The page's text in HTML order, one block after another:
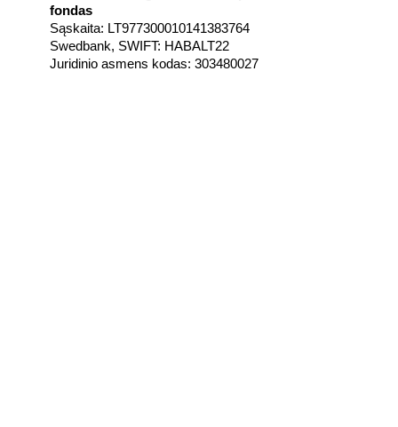
fondas
Sąskaita: LT977300010141383764
Swedbank, SWIFT: HABALT22
Juridinio asmens kodas: 303480027